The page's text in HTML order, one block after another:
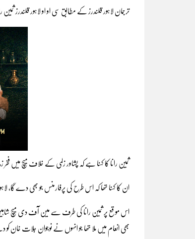
ترجمان لاہور قلندرز کے مطابق سی او او لاہور قلندرز
ثمین رانا کا کہنا ہے کہ پشاور زلمی کے خلاف میچ میں
ان کا کہنا تھا کہ اس طرح کی پرفارمنس جو بھی دے گا،
اس موقع پر ثمین رانا کی طرف سے مین آف دی میچ
بھی انعام میں ملا تھا جو انہوں نے نوجوان جلات خان کو